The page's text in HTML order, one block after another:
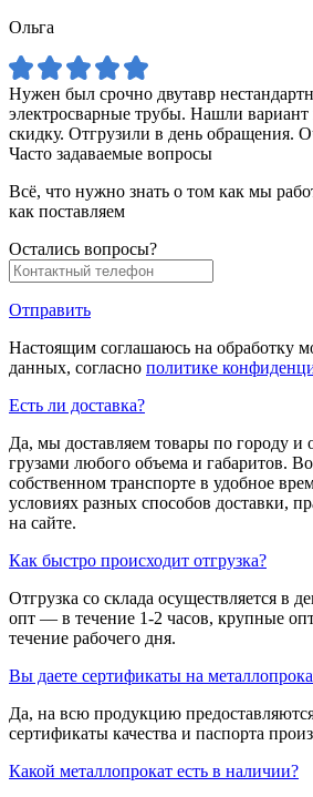
Ольга
Нужен был срочно двутавр
электросварные трубы. Нашли вариант
скидку. Отгрузили в день обращения.
Часто задаваемые вопросы
Всё, что нужно знать о том как мы
как поставляем
Остались вопросы?
Отправить
Настоящим соглашаюсь на обработку
данных, согласно политике
Есть ли доставка?
Да, мы доставляем товары по городу и
грузами любого объема и габаритов.
собственном транспорте в удобное
условиях разных способов доставки,
на сайте.
Как быстро происходит отгрузка?
Отгрузка со склада осуществляется в
опт — в течение 1-2 часов, крупные
течение рабочего дня.
Вы даете сертификаты на
Да, на всю продукцию
сертификаты качества и паспорта
Какой металлопрокат есть в наличии?